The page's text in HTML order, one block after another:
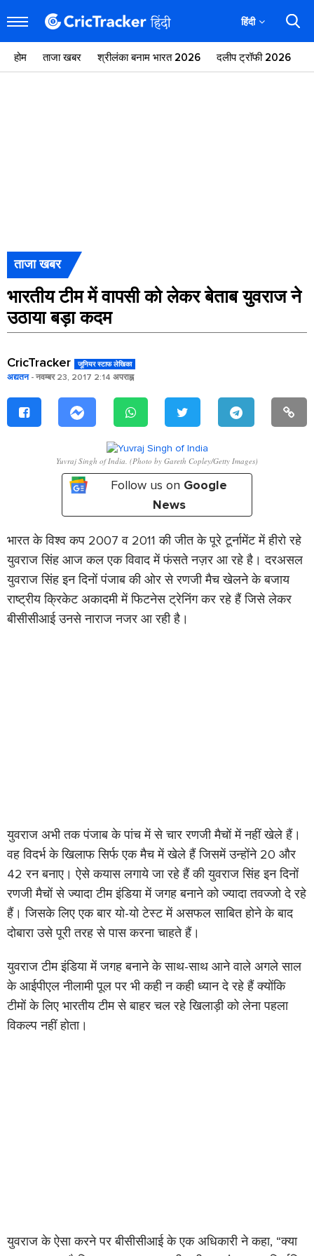
हिंदी
होम ताजा खबर श्रीलंका बनाम भारत 2026 दलीप ट्रॉफी 2026
ताजा खबर
भारतीय टीम में वापसी को लेकर बेताब युवराज ने
उठाया बड़ा कदम
CricTracker जूनियर स्टाफ लेखिका
अद्यतन- नवम्बर 23, 2017 2:14 अपराह्न
Yuvraj Singh of India. (Photo by Gareth Copley/Getty Images)
Follow us on Google
News
भारत के विश्व कप 2007 व 2011 की जीत के पूरे टूर्नामेंट में हीरो रहे
युवराज सिंह आज कल एक विवाद में फंसते नज़र आ रहे है। दरअसल
युवराज सिंह इन दिनों पंजाब की ओर से रणजी मैच खेलने के बजाय
राष्ट्रीय क्रिकेट अकादमी में फिटनेस ट्रेनिंग कर रहे हैं जिसे लेकर
बीसीसीआई उनसे नाराज नजर आ रही है।
युवराज अभी तक पंजाब के पांच में से चार रणजी मैचों में नहीं खेले हैं।
वह विदर्भ के खिलाफ सिर्फ एक मैच में खेले हैं जिसमें उन्होंने 20 और
42 रन बनाए। ऐसे कयास लगाये जा रहे हैं की युवराज सिंह इन दिनों
रणजी मैचों से ज्यादा टीम इंडिया में जगह बनाने को ज्यादा तवज्जो दे रहे
हैं। जिसके लिए एक बार यो-यो टेस्ट में असफल साबित होने के बाद
दोबारा उसे पूरी तरह से पास करना चाहते हैं।
युवराज टीम इंडिया में जगह बनाने के साथ-साथ आने वाले अगले साल
के आईपीएल नीलामी पूल पर भी कही न कही ध्यान दे रहे हैं क्योंकि
टीमों के लिए भारतीय टीम से बाहर चल रहे खिलाड़ी को लेना पहला
विकल्प नहीं होता।
युवराज के ऐसा करने पर बीसीसीआई के एक अधिकारी ने कहा, “क्या